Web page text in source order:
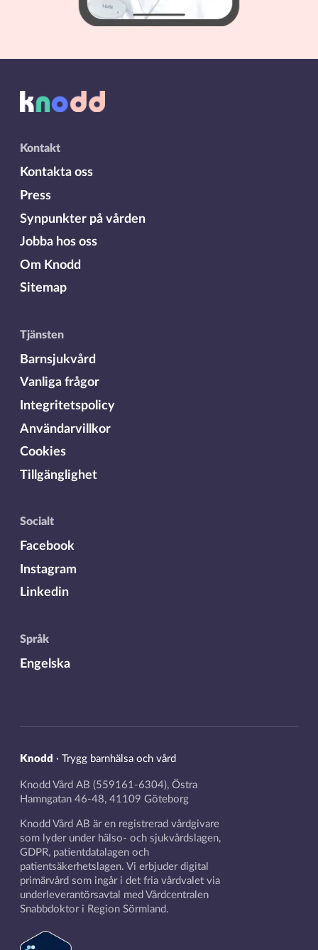
Kontakt
Kontakta oss
Press
Synpunkter på vården
Jobba hos oss
Om Knodd
Sitemap
Tjänsten
Barnsjukvård
Vanliga frågor
Integritetspolicy
Användarvillkor
Cookies
Tillgänglighet
Socialt
Facebook
Instagram
Linkedin
Språk
Engelska
Knodd · Trygg barnhälsa och vård
Knodd Vård AB (559161-6304), Östra
Hamngatan 46-48, 41109 Göteborg
Knodd Vård AB är en registrerad vårdgivare
som lyder under hälso- och sjukvårdslagen,
GDPR, patientdatalagen och
patientsäkerhetslagen. Vi erbjuder digital
primärvård som ingår i det fria vårdvalet via
underleverantörsavtal med Vårdcentralen
Snabbdoktor i Region Sörmland.